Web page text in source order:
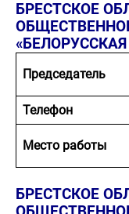
БРЕСТСКОЕ
Председатель
Телефон
Место работы
БРЕСТСКОЕ